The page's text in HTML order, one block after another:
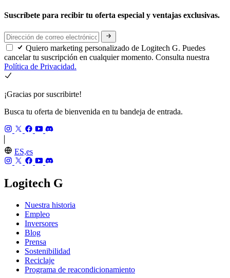
Suscríbete para recibir tu oferta especial y ventajas exclusivas.
Quiero marketing personalizado de Logitech G. Puedes
cancelar tu suscripción en cualquier momento. Consulta nuestra
Política de Privacidad.
¡Gracias por suscribirte!
Busca tu oferta de bienvenida en tu bandeja de entrada.
ES,es
Logitech G
Nuestra historia
Empleo
Inversores
Blog
Prensa
Sostenibilidad
Reciclaje
Programa de reacondicionamiento